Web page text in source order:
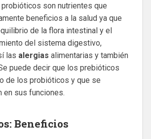
probióticos son nutrientes que
beneficios a la salud ya que
de la flora intestinal y el
del sistema digestivo,
las alergias alimentarias y también
puede decir que los prebióticos
de los probióticos y que se
en sus funciones.
Beneficios